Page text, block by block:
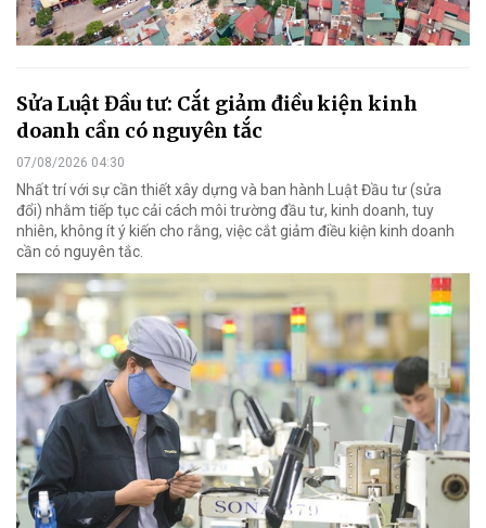
Sửa Luật Đầu tư: Cắt giảm điều kiện kinh
doanh cần có nguyên tắc
07/08/2026 04:30
Nhất trí với sự cần thiết xây dựng và ban hành Luật Đầu tư (sửa
đổi) nhằm tiếp tục cải cách môi trường đầu tư, kinh doanh, tuy
nhiên, không ít ý kiến cho rằng, việc cắt giảm điều kiện kinh doanh
cần có nguyên tắc.